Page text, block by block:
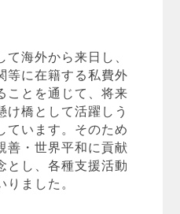
海外から来日し、
等に在籍する私費外
ことを通じて、将来
け橋として活躍しう
ています。そのため
善・世界平和に貢献
とし、各種支援活動
ました。